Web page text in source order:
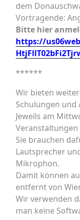
dem
Vortragende:
Bitte hier
https://
******
Wir bieten
Schulungen und
Jeweils am
Sie brauchen
Lautsprecher
Mikrophon.
Damit können
entfernt von
Wir verwenden
man keine